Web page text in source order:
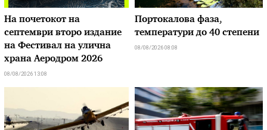
На почетокот на
септември второ издание
на Фестивал на улична
храна Аеродром 2026
08/08/2026 13:08
Портокалова фаза,
температури до 40 степени
08/08/2026 08:08